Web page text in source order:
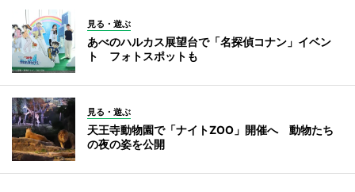
見る・遊ぶ
あべのハルカス展望台で「名探偵コナン」イベン
ト フォトスポットも
見る・遊ぶ
天王寺動物園で「ナイトZOO」開催へ 動物たち
の夜の姿を公開